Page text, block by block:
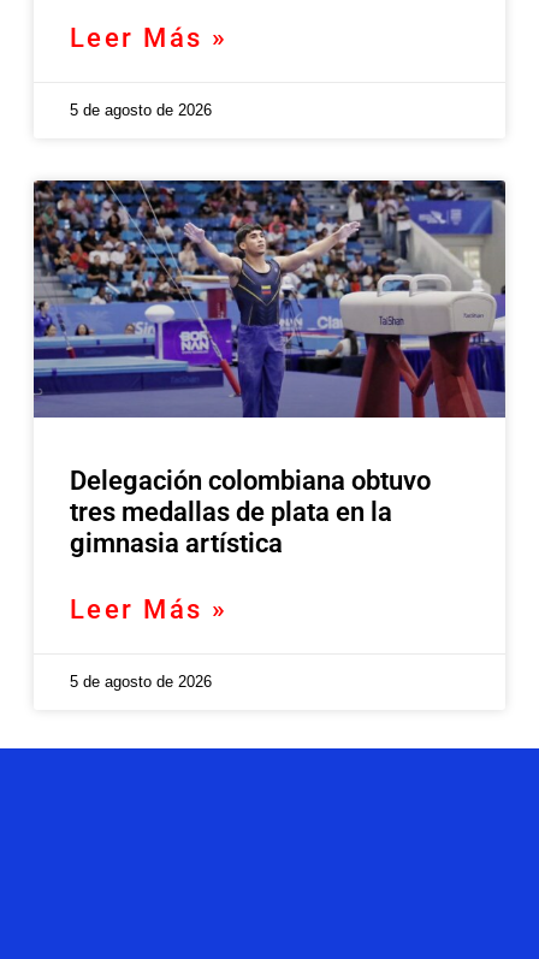
Leer Más »
5 de agosto de 2026
Delegación colombiana obtuvo
tres medallas de plata en la
gimnasia artística
Leer Más »
5 de agosto de 2026